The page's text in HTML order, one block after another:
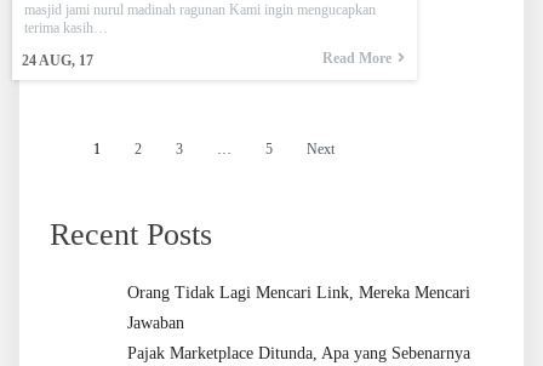
24AUG, 17
masjid jami nurul madinah ragunan Kami ingin mengucapkan
terima kasih…
Read More
1 2 3 … 5 Next
Recent Posts
Orang Tidak Lagi Mencari Link, Mereka Mencari
Jawaban
Pajak Marketplace Ditunda, Apa yang Sebenarnya